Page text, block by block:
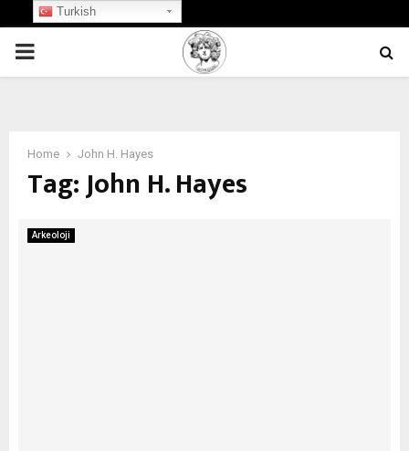
PRIMARY
Home John H. Hayes
Tag:John H. Hayes
Arkeoloji
Turkish